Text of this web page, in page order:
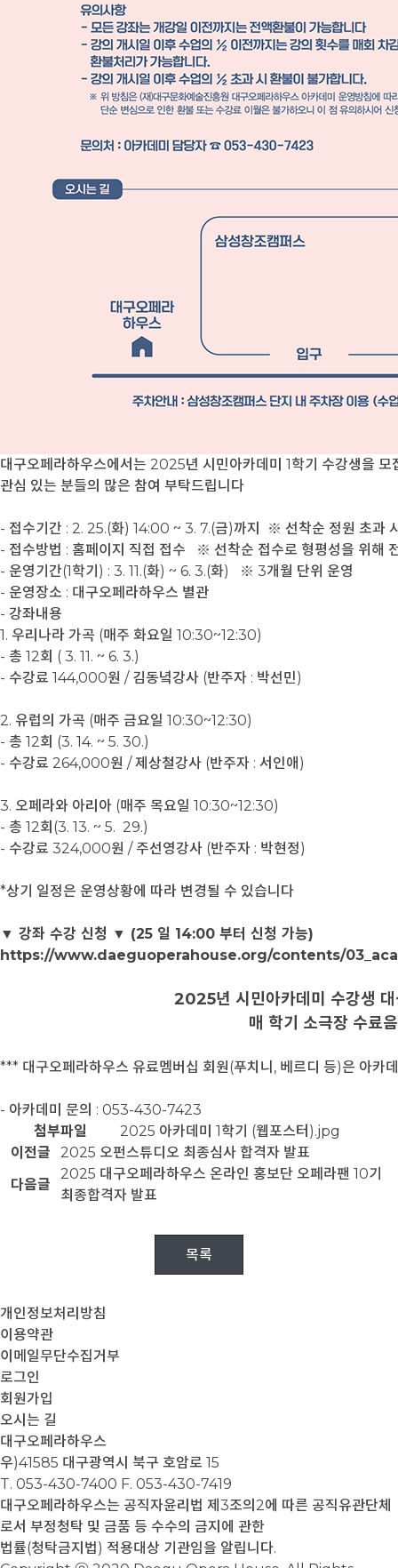
대구오페라하우스에서는 2025년 시민아카데미 1학기 수강생을 모
관심 있는 분들의 많은 참여 부탁드립니다
- 접수기간 : 2. 25.(화) 14:00 ~ 3. 7.(금)까지 ※ 선착순 정원 초과
- 접수방법 : 홈페이지 직접 접수 ※ 선착순 접수로 형평성을 위해
- 운영기간(1학기) : 3. 11.(화) ~ 6. 3.(화) ※ 3개월 단위 운영
- 운영장소 : 대구오페라하우스 별관
- 강좌내용
1. 우리나라 가곡 (매주 화요일 10:30~12:30)
- 총 12회 ( 3. 11. ~ 6. 3.)
- 수강료 144,000원 / 김동녘강사 (반주자 : 박선민)
2. 유럽의 가곡 (매주 금요일 10:30~12:30)
- 총 12회 (3. 14. ~ 5. 30.)
- 수강료 264,000원 / 제상철강사 (반주자 : 서인애)
3. 오페라와 아리아 (매주 목요일 10:30~12:30)
- 총 12회(3. 13. ~ 5. 29.)
- 수강료 324,000원 / 주선영강사 (반주자 : 박현정)
*상기 일정은 운영상황에 따라 변경될 수 있습니다
▼ 강좌 수강 신청 ▼ (25 일 14:00 부터 신청 가능)
https://www.daeguoperahouse.org/contents/
2025년 시민아카데미 수강생
매 학기 소극장 수료
*** 대구오페라하우스 유료멤버십 회원(푸치니, 베르디 등)은 아카
- 아카데미 문의 : 053-430-7423
첨부파일
2025 아카데미 1학기 (웹포스터).jpg
이전글
2025 오펀스튜디오 최종심사 합격자 발표
다음글
2025 대구오페라하우스 온라인 홍보단 오페라팬 10기
최종합격자 발표
목록
개인정보처리방침
이용약관
이메일무단수집거부
로그인
회원가입
오시는 길
대구오페라하우스
우)41585 대구광역시 북구 호암로 15
T. 053-430-7400 F. 053-430-7419
대구오페라하우스는 공직자윤리법 제3조의2에 따른 공직유관단체
로서 부정청탁 및 금품 등 수수의 금지에 관한
법률(청탁금지법) 적용대상 기관임을 알립니다.